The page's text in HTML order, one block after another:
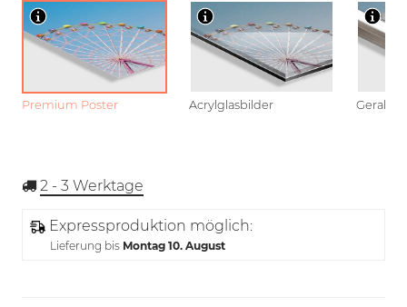
Premium Poster Acrylglasbilder
2 - 3 Werktage
Expressproduktion möglich:
Lieferung bis Montag 10. August